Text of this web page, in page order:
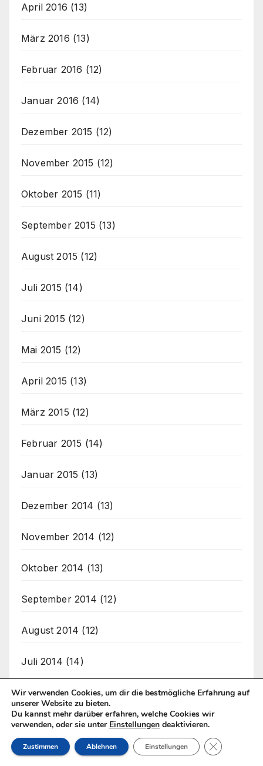
April 2016 (13)
März 2016 (13)
Februar 2016 (12)
Januar 2016 (14)
Dezember 2015 (12)
November 2015 (12)
Oktober 2015 (11)
September 2015 (13)
August 2015 (12)
Juli 2015 (14)
Juni 2015 (12)
Mai 2015 (12)
April 2015 (13)
März 2015 (12)
Februar 2015 (14)
Januar 2015 (13)
Dezember 2014 (13)
November 2014 (12)
Oktober 2014 (13)
September 2014 (12)
August 2014 (12)
Juli 2014 (14)
Juni 2014(13)
Mai 2014(14)
April 2014(12)
Wir verwenden Cookies, um dir die bestmögliche Erfahrung auf
unserer Website zu bieten.
Du kannst mehr darüber erfahren, welche Cookies wir
verwenden, oder sie unter Einstellungen deaktivieren.
Zustimmen Ablehnen Einstellungen GDPR